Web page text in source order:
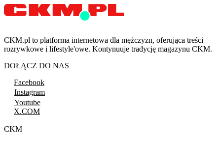
CKM.pl to platforma internetowa dla mężczyzn, oferująca treści
rozrywkowe i lifestyle'owe. Kontynuuje tradycję magazynu CKM.
DOŁĄCZ DO NAS
Facebook
Instagram
Youtube
X.COM
CKM